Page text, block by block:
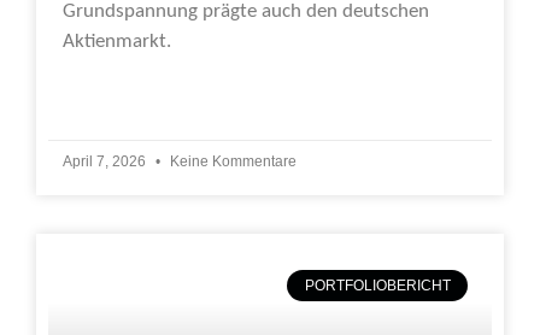
Grundspannung prägte auch den deutschen
Aktienmarkt.
April 7, 2026 Keine Kommentare
PORTFOLIOBERICHT